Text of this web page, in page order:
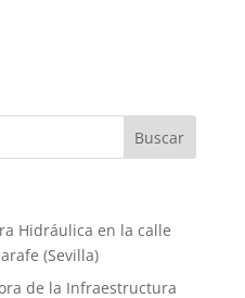
Hidráulica en la calle
(Sevilla)
de la Infraestructura